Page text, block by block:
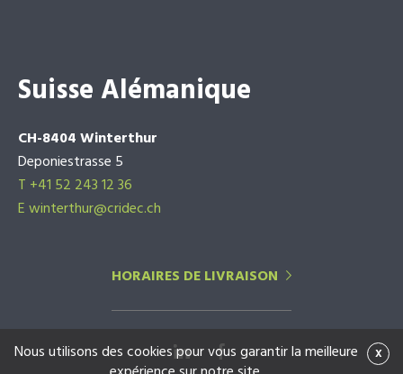
Suisse Alémanique
CH-8404 Winterthur
Deponiestrasse 5
T +41 52 243 12 36
E winterthur@cridec.ch
HORAIRES DE LIVRAISON
x
Nous utilisons des cookies pour vous garantir la meilleure